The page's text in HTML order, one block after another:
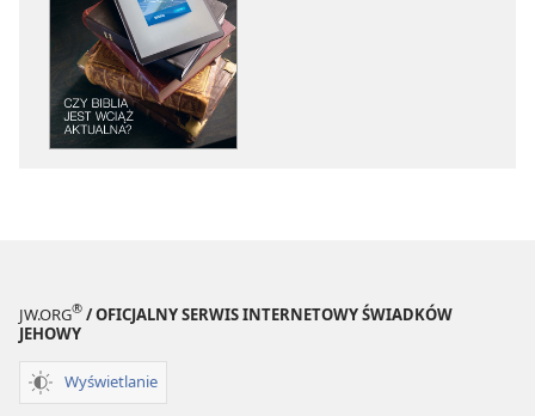
JW.ORG® / OFICJALNY SERWIS INTERNETOWY ŚWIADKÓW
JEHOWY
Wyświetlanie